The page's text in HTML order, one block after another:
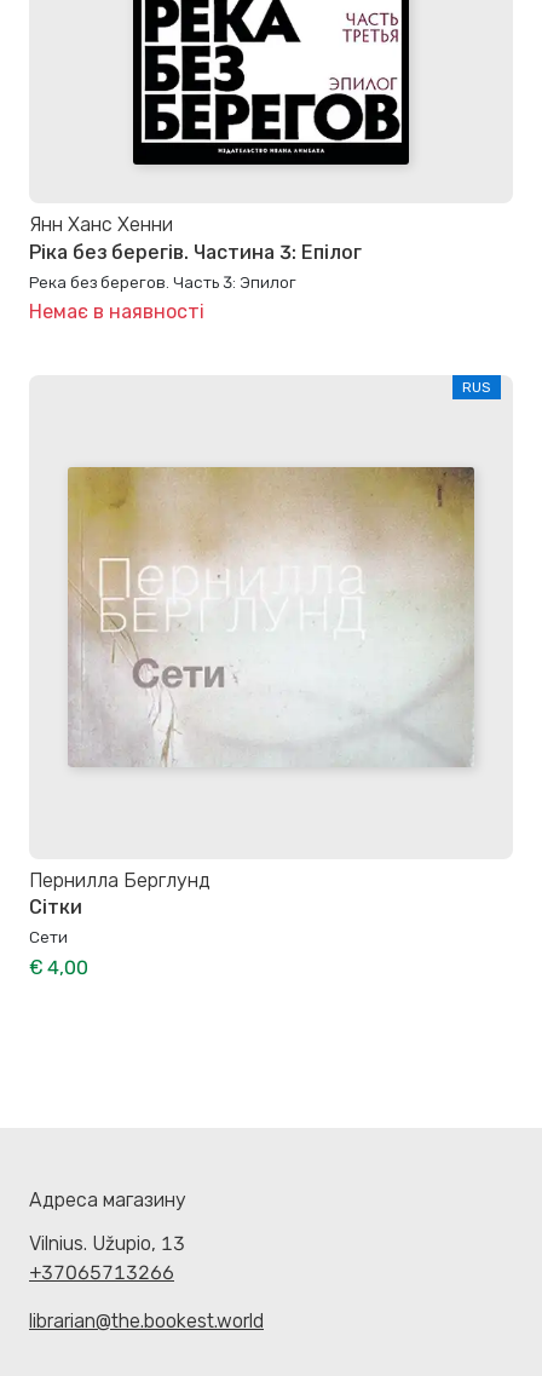
Янн Ханс Хенни
Ріка без берегів. Частина 3: Епілог
Река без берегов. Часть 3: Эпилог
Немає в наявності
RUS
Пернилла Берглунд
Сітки
Сети
€ 4,00
Адреса магазину
Vilnius. Užupio, 13
+37065713266
librarian@the.bookest.world